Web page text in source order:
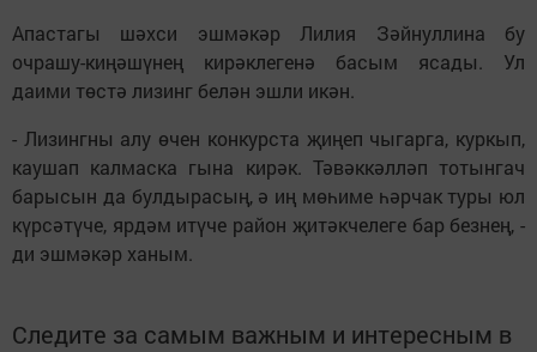
Апастагы шәхси эшмәкәр Лилия Зәйнуллина бу
очрашу-киңәшүнең кирәклегенә басым ясады. Ул
даими төстә лизинг белән эшли икән.
- Лизингны алу өчен конкурста җиңеп чыгарга, куркып,
каушап калмаска гына кирәк. Тәвәккәлләп тотынгач
барысын да булдырасың, ә иң мөһиме һәрчак туры юл
күрсәтүче, ярдәм итүче район җитәкчелеге бар безнең, -
ди эшмәкәр ханым.
Следите за самым важным и интересным в